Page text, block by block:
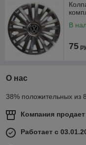
В
75
О нас
38% положительных из
Компания продает
Работает с